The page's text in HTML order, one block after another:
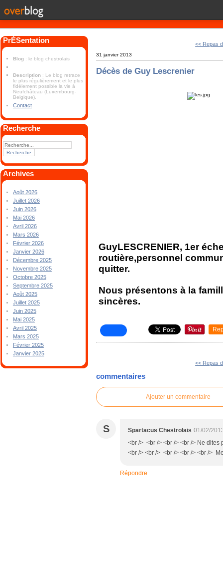
PrÉSentation
Blog : le blog chestrolais
Description : Le blog retrace
le plus régulièrement et le plus
fidèlement possible la vie à
Neufchâteau (Luxembourg-
Belgique).
Contact
Recherche
Archives
Août 2026
Juillet 2026
Juin 2026
Mai 2026
Avril 2026
Mars 2026
Février 2026
Janvier 2026
Décembre 2025
Novembre 2025
Octobre 2025
Septembre 2025
Août 2025
Juillet 2025
Juin 2025
Mai 2025
Avril 2025
Mars 2025
Février 2025
Janvier 2025
<< Repas
31 janvier 2013
Décès de Guy Lescrenier
GuyLESCRENIER, 1er
routière,personnel
quitter.
Nous présentons à la
sincères.
<< Repas
commentaires
Ajouter un commentaire
S Spartacus Chestrolais 01/02/
<br /> <br /> <br /> <br /> Ne dites
<br /> <br /> <br /> <br /> <br />
Répondre